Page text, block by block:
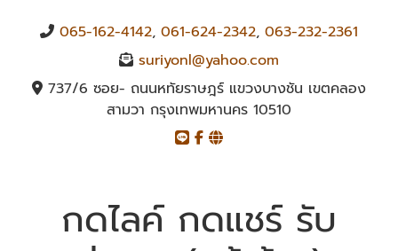
065-162-4142, 061-624-2342, 063-232-2361
suriyonl@yahoo.com
737/6 ซอย- ถนนหทัยราษฎร์ แขวงบางชัน เขตคลอง
สามวา กรุงเทพมหานคร 10510
กดไลค์ กดแชร์ รับ